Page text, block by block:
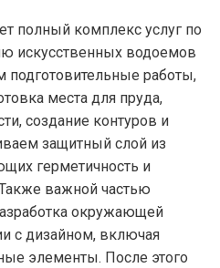
полный комплекс услуг по
искусственных водоемов
работы,
места для пруда,
создание контуров и
защитный слой из
герметичность и
важной частью
окружающей
с дизайном, включая
элементы. После этого